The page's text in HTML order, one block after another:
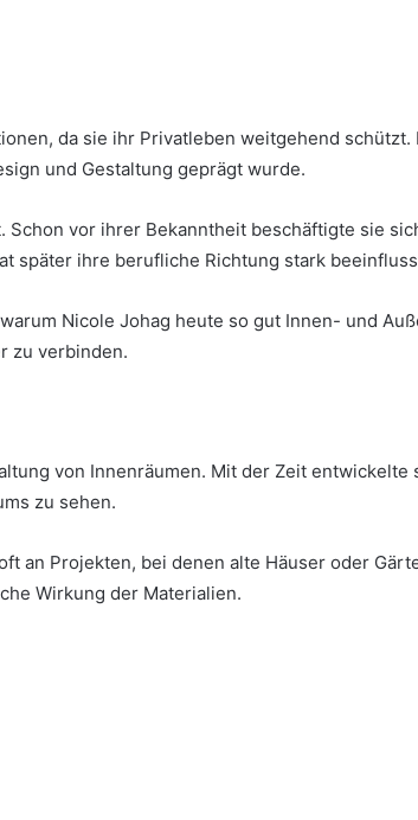
da sie ihr Privatleben weitgehend schützt.
und Gestaltung geprägt wurde.
vor ihrer Bekanntheit beschäftigte sie
später ihre berufliche Richtung stark
Nicole Johag heute so gut Innen- und
zu verbinden.
von Innenräumen. Mit der Zeit
zu sehen.
an Projekten, bei denen alte Häuser oder
Wirkung der Materialien.